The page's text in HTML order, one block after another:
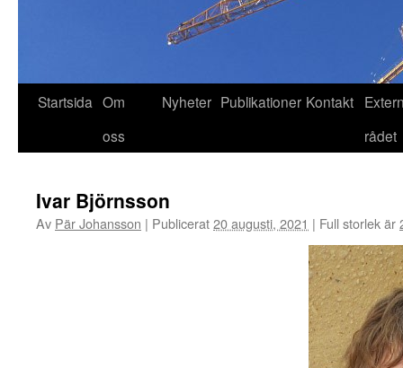
Startsida Om
oss
Nyheter Publikationer Kontakt
rådet
Ivar Björnsson
Av Pär Johansson | Publicerat20 augusti, 2021 | Full storlek är